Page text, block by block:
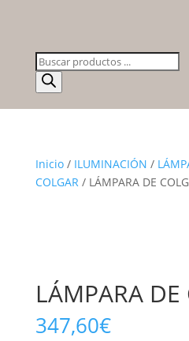
Búsqueda
de
productos
Inicio/ ILUMINACIÓN /
COLGAR/ LÁMPARA DE
LÁMPARA DE
347,60€